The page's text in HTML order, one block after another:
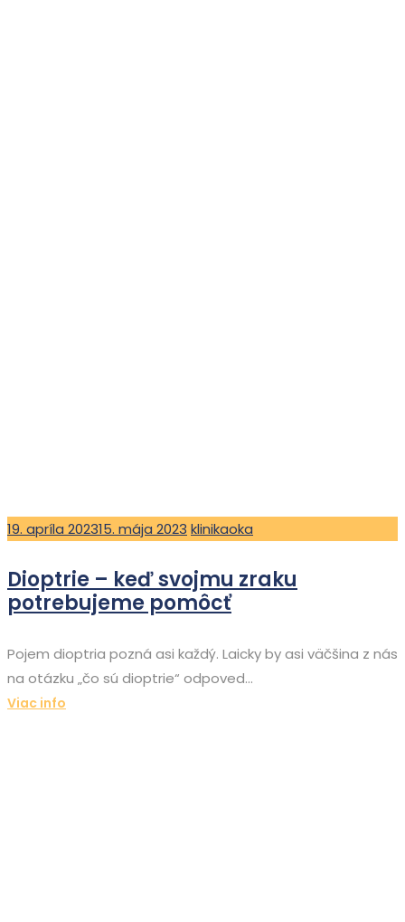
Posted
19. apríla 202315. mája 2023 Author
klinikaoka
Dioptrie – keď svojmu zraku
potrebujeme pomôcť
Pojem dioptria pozná asi každý. Laicky by asi väčšina z nás
na otázku „čo sú dioptrie“ odpoved...
Viac info